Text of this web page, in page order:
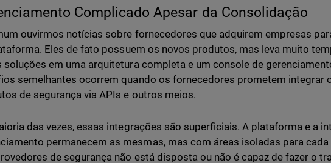
Complicado Apesar da Consolidação
ouvirmos notícias sobre fornecedores que adquirem empresas
Eles de fato possuem os novos produtos, mas leva muito
soluções em uma arquitetura completa e um console de
semelhantes ocorrem quando os fornecedores prometem integrar
de segurança via APIs e outros meios.
das vezes, essas integrações são superficiais. A plataforma e a
permanecem as mesmas, mas com áreas isoladas para
de segurança não está disposta ou não é capaz de fazer o